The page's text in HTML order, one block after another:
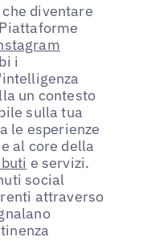
diventare
i
un contesto
sulla tua
le esperienze
al core della
e servizi.
social
attraverso